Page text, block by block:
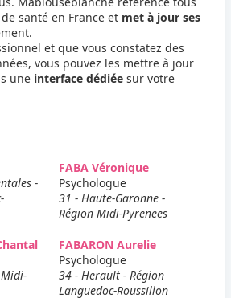
santé en France et met à jour ses
et que vous constatez des
vous pouvez les mettre à jour
une interface dédiée sur votre
-
FABA Véronique
Psychologue
31 - Haute-Garonne -
Région Midi-Pyrenees
FABARON Aurelie
Psychologue
34 - Herault - Région
Languedoc-Roussillon